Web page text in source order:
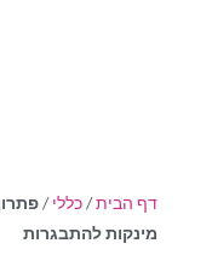
דף הבית/ כללי /
מינקות להתבגרות